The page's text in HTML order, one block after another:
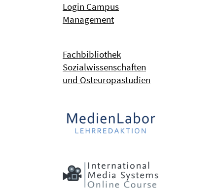
Login Campus
Management
Fachbibliothek
Sozialwissenschaften
und Osteuropastudien